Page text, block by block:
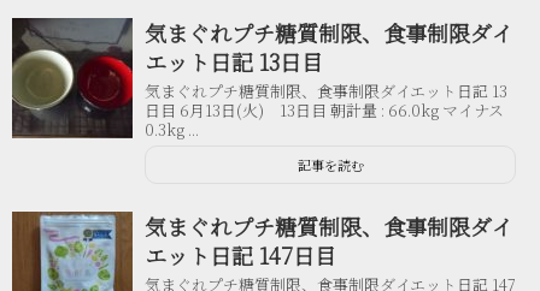
気まぐれプチ糖質制限、食事制限ダイ
エット日記 13日目
気まぐれプチ糖質制限、食事制限ダイエット日記 13
日目 6月13日(火) 13日目 朝計量 : 66.0kg マイナス
0.3kg ...
記事を読む
気まぐれプチ糖質制限、食事制限ダイ
エット日記 147日目
気まぐれプチ糖質制限、食事制限ダイエット日記 147